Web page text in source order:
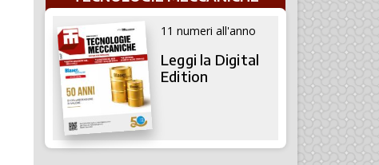
11 numeri all'anno
Leggi la Digital
Edition